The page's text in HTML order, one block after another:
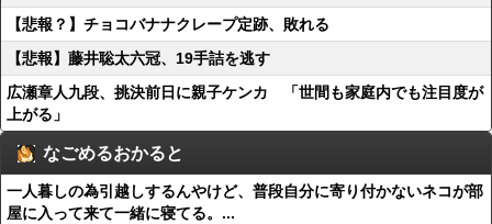
【悲報？】チョコバナナクレープ定跡、敗れる
【悲報】藤井聡太六冠、19手詰を逃す
広瀬章人九段、挑決前日に親子ケンカ 「世間も家庭内でも注目度が
上がる」
なごめるおかると
一人暮しの為引越しするんやけど、普段自分に寄り付かないネコが部
屋に入って来て一緒に寝てる。...